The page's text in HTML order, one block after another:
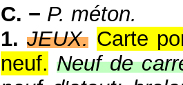
C. − P. méton.
1. JEUX. Carte
neuf. Neuf de